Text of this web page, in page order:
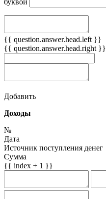
буквой
{{ question.answer.head.left }}
{{ question.answer.head.right }}
Добавить
Доходы
№
Дата
Источник поступления денег
Сумма
{{ index + 1 }}